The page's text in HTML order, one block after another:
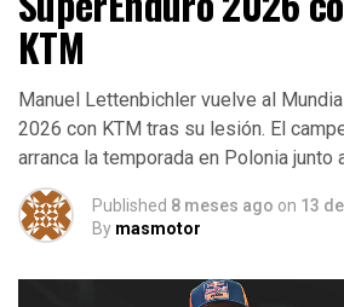
KTM
Manuel Lettenbichler vuelve al
2026 con KTM tras su lesión. El
arranca la temporada en Polonia junto
Published 8 meses ago on 13
By masmotor